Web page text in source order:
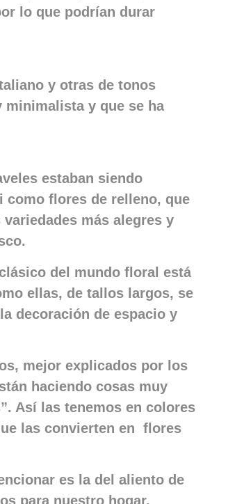
lo que podrían durar
y otras de tonos
minimalista y que se ha
estaban siendo
como flores de relleno, que
más alegres y
del mundo floral está
ellas, de tallos largos, se
decoración de espacio y
mejor explicados por los
haciendo cosas muy
Así las tenemos en colores
las convierten en flores
es la del aliento de
para nuestro hogar.